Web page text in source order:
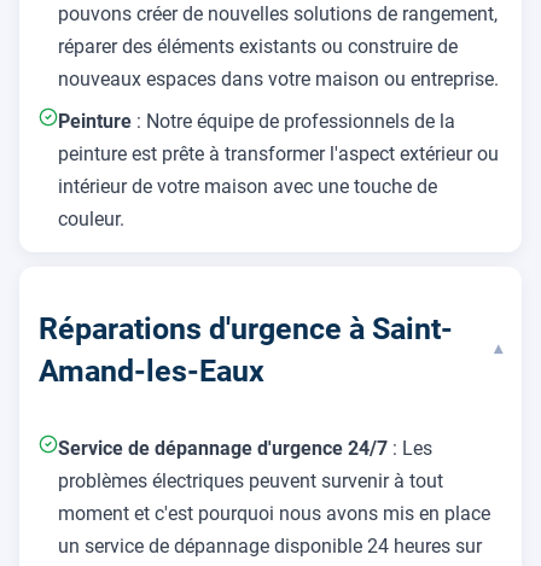
pouvons créer de nouvelles solutions de rangement,
réparer des éléments existants ou construire de
nouveaux espaces dans votre maison ou entreprise.
Peinture : Notre équipe de professionnels de la
peinture est prête à transformer l'aspect extérieur ou
intérieur de votre maison avec une touche de
couleur.
Réparations d'urgence à Saint-
Amand-les-Eaux
▾
Service de dépannage d'urgence 24/7 : Les
problèmes électriques peuvent survenir à tout
moment et c'est pourquoi nous avons mis en place
un service de dépannage disponible 24 heures sur